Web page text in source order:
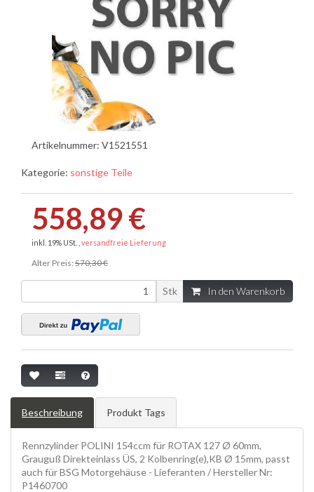
Artikelnummer: V1521551
Kategorie: sonstige Teile
558,89 €
inkl. 19% USt. , versandfreie Lieferung
Alter Preis: 570,30 €
Stk In den Warenkorb
Beschreibung Produkt Tags
Rennzylinder POLINI 154ccm für ROTAX 127 Ø 60mm,
Grauguß Direkteinlass ÜS, 2 Kolbenring(e),KB Ø 15mm, passt
auch für BSG Motorgehäuse - Lieferanten / Hersteller Nr:
P1460700